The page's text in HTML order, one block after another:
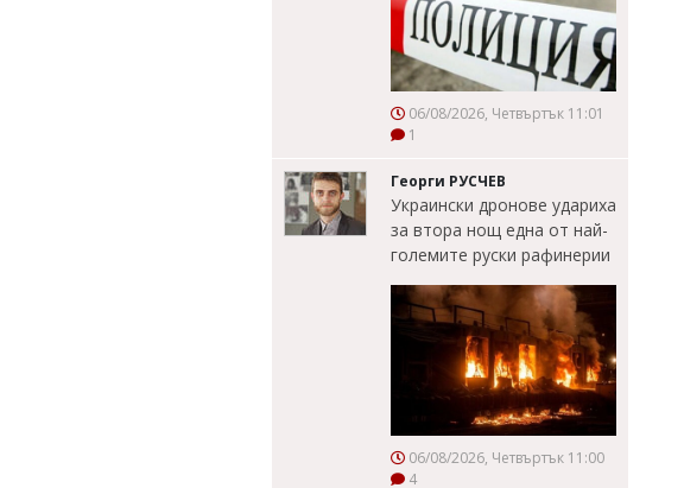
06/08/2026, Четвъртък 11:01
1
Георги РУСЧЕВ
Украински дронове удариха
за втора нощ една от най-
големите руски рафинерии
06/08/2026, Четвъртък 11:00
4